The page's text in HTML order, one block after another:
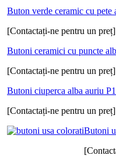
Buton verde ceramic cu pete
[Contactați-ne pentru un preț]
Butoni ceramici cu puncte
[Contactați-ne pentru un preț]
Butoni ciuperca alba auriu
[Contactați-ne pentru un preț]
Butoni